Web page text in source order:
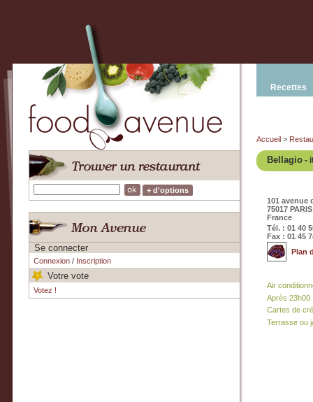
+ d'options
Se connecter
Connexion/ Inscription
Votre vote
Votez !
Recettes
Accueil >
Bellagio -
101 avenue
75017 PARIS
France
Tél. : 01 40
Fax : 01 45
Plan
Air
Après 23h00
Cartes de
Terrasse ou